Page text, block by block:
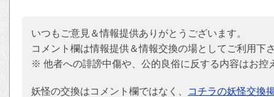
いつもご意見＆情報提供ありがとうございます。
コメント欄は情報提供＆情報交換の場としてご利用下
※ 他者への誹謗中傷や、公的良俗に反する内容はお控
妖怪の交換はコメント欄ではなく、 コチラの妖怪交換